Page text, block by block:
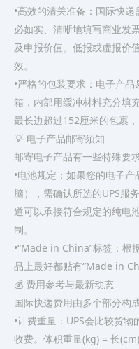
•高效的清关准备：国际快
必如实、清晰地填写商业发
及申报价值。低报或虚报价
效。
•严格的包装要求：电子产
箱，内部用缓冲材料充分填
最长边超过152厘米的包裹
💡 电子产品邮寄须知
邮寄电子产品有一些特殊要
•电池规定：如果您的电子
脑），需确认所选的UPS服
道可以承接符合规定的纯电
制。
•“Made in China”标签：根
品上最好都贴有“Made in
💰 费用参考与最新动态
国际快递费用由多个部分构
•计费重量：UPS会比较货
收费。体积重量(kg) = 长